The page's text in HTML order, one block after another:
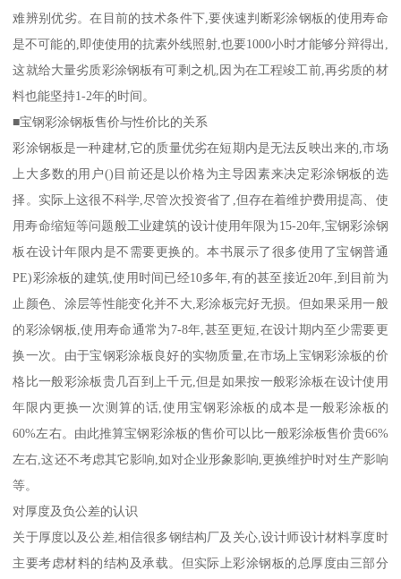
难辨别优劣。在目前的技术条件下,要侠速判断彩涂钢板的使用寿命
是不可能的,即使使用的抗素外线照射,也要1000小时才能够分辩得出,
这就给大量劣质彩涂钢板有可剩之机,因为在工程竣工前,再劣质的材
料也能坚持1-2年的时间。
■宝钢彩涂钢板售价与性价比的关系
彩涂钢板是一种建材,它的质量优劣在短期内是无法反映出来的,市场
上大多数的用户()目前还是以价格为主导因素来决定彩涂钢板的选
择。实际上这很不科学,尽管次投资省了,但存在着维护费用提高、使
用寿命缩短等问题般工业建筑的设计使用年限为15-20年,宝钢彩涂钢
板在设计年限内是不需要更换的。本书展示了很多使用了宝钢普通
PE)彩涂板的建筑,使用时间已经10多年,有的甚至接近20年,到目前为
止颜色、涂层等性能变化并不大,彩涂板完好无损。但如果采用一般
的彩涂钢板,使用寿命通常为7-8年,甚至更短,在设计期内至少需要更
换一次。由于宝钢彩涂板良好的实物质量,在市场上宝钢彩涂板的价
格比一般彩涂板贵几百到上千元,但是如果按一般彩涂板在设计使用
年限内更换一次测算的话,使用宝钢彩涂板的成本是一般彩涂板的
60%左右。由此推算宝钢彩涂板的售价可以比一般彩涂板售价贵66%
左右,这还不考虑其它影响,如对企业形象影响,更换维护时对生产影响
等。
对厚度及负公差的认识
关于厚度以及公差,相信很多钢结构厂及关心,设计师设计材料享度时
主要考虑材料的结构及承载。但实际上彩涂钢板的总厚度由三部分